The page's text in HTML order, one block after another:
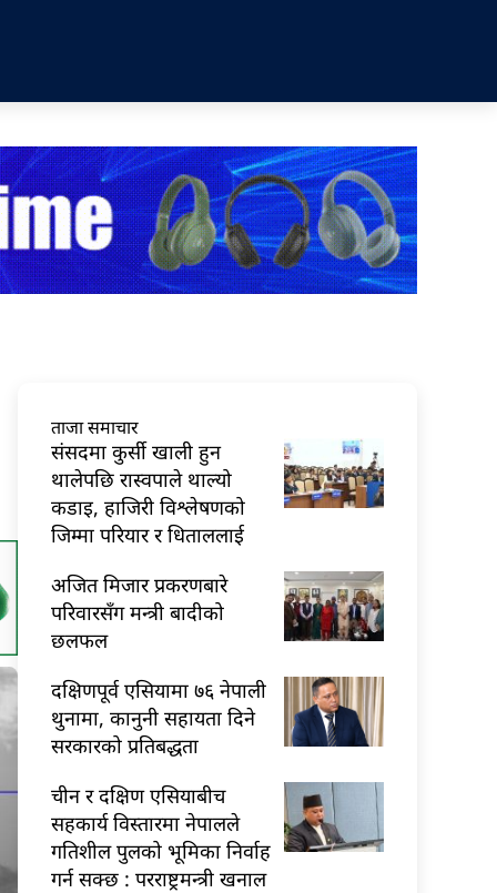
ताजा समाचार
संसदमा कुर्सी खाली हुन
थालेपछि रास्वपाले थाल्यो
कडाइ, हाजिरी विश्लेषणको
जिम्मा परियार र धिताललाई
अजित मिजार प्रकरणबारे
परिवारसँग मन्त्री बादीको
छलफल
दक्षिणपूर्व एसियामा ७६ नेपाली
थुनामा, कानुनी सहायता दिने
सरकारको प्रतिबद्धता
चीन र दक्षिण एसियाबीच
सहकार्य विस्तारमा नेपालले
गतिशील पुलको भूमिका निर्वाह
गर्न सक्छ : परराष्ट्रमन्त्री खनाल